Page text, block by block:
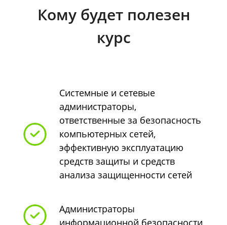
Кому будет полезен
курс
Системные и сетевые
администраторы,
ответственные за безопасность
компьютерных сетей,
эффективную эксплуатацию
средств защиты и средств
анализа защищенности сетей
Администраторы
информационной безопасности